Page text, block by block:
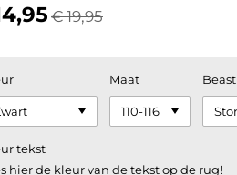
€ 19,95
Maat Beast
tekst
hier de kleur van de tekst op de rug!